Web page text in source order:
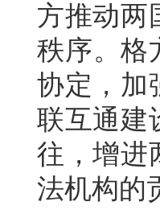
方推动两
秩序。格
协定，加
联互通建
往，增进
法机构的